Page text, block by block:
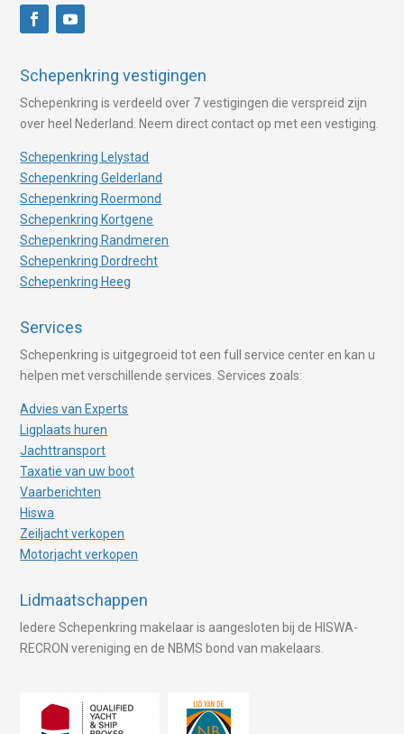
Schepenkring vestigingen
Schepenkring is verdeeld over 7 vestigingen die verspreid zijn
over heel Nederland. Neem direct contact op met een vestiging.
Schepenkring Lelystad
Schepenkring Gelderland
Schepenkring Roermond
Schepenkring Kortgene
Schepenkring Randmeren
Schepenkring Dordrecht
Schepenkring Heeg
Services
Schepenkring is uitgegroeid tot een full service center en kan u
helpen met verschillende services. Services zoals:
Advies van Experts
Ligplaats huren
Jachttransport
Taxatie van uw boot
Vaarberichten
Hiswa
Zeiljacht verkopen
Motorjacht verkopen
Lidmaatschappen
Iedere Schepenkring makelaar is aangesloten bij de HISWA-
RECRON vereniging en de NBMS bond van makelaars.